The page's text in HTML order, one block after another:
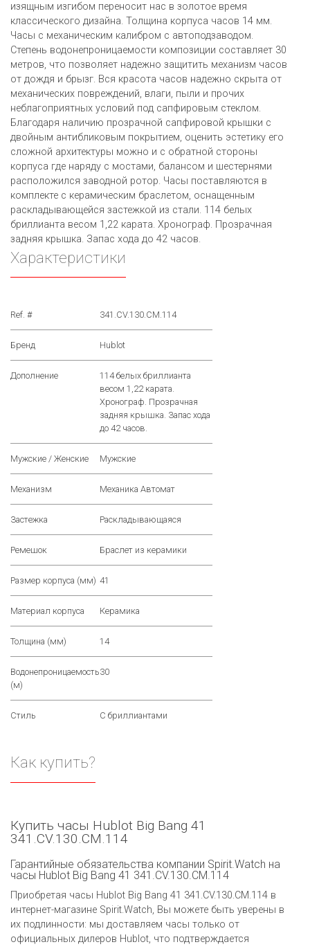
изящным изгибом переносит нас в золотое время
классического дизайна. Толщина корпуса часов 14 мм.
Часы с механическим калибром с автоподзаводом.
Степень водонепроницаемости композиции составляет 30
метров, что позволяет надежно защитить механизм часов
от дождя и брызг. Вся красота часов надежно скрыта от
механических повреждений, влаги, пыли и прочих
неблагоприятных условий под сапфировым стеклом.
Благодаря наличию прозрачной сапфировой крышки с
двойным антибликовым покрытием, оценить эстетику его
сложной архитектуры можно и с обратной стороны
корпуса где наряду с мостами, балансом и шестернями
расположился заводной ротор. Часы поставляются в
комплекте с керамическим браслетом, оснащенным
раскладывающейся застежкой из стали. 114 белых
бриллианта весом 1,22 каратa. Хронограф. Прозрачная
задняя крышка. Запас хода до 42 часов.
Характеристики
Ref. # 341.CV.130.CM.114
Бренд Hublot
Дополнение
114 белых бриллианта
весом 1,22 каратa.
Хронограф. Прозрачная
задняя крышка. Запас хода
до 42 часов.
Мужские / Женские Мужские
Механизм Механика Автомат
Застежка Раскладывающаяся
Ремешок Браслет из керамики
Размер корпуса (мм) 41
Материал корпуса Керамика
Толщина (мм) 14
Водонепроницаемость
(м)
30
Стиль С бриллиантами
Как купить?
Купить часы Hublot Big Bang 41
341.CV.130.CM.114
Гарантийные обязательства компании Spirit.Watch на
часы Hublot Big Bang 41 341.CV.130.CM.114
Приобретая часы Hublot Big Bang 41 341.CV.130.CM.114 в
интернет-магазине Spirit.Watch, Вы можете быть уверены в
их подлинности: мы доставляем часы только от
официальных дилеров Hublot, что подтверждается